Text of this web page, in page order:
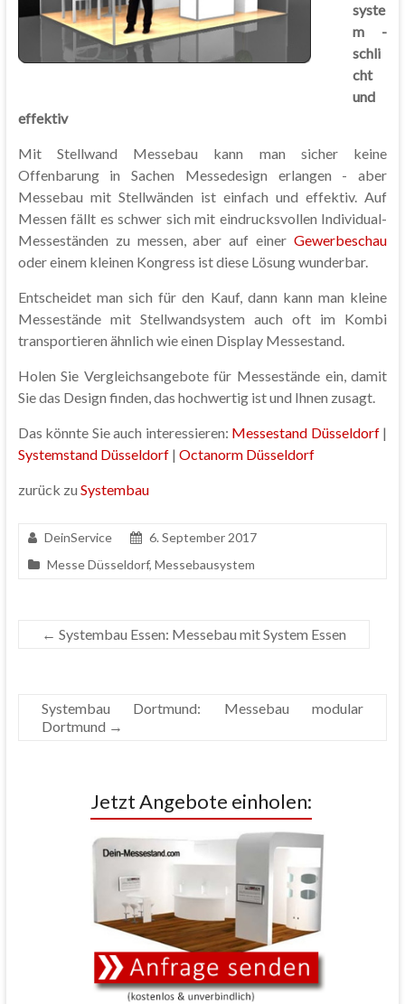
syste
m -
schli
cht
und
effektiv
Mit Stellwand Messebau kann man sicher keine
Offenbarung in Sachen Messedesign erlangen - aber
Messebau mit Stellwänden ist einfach und effektiv. Auf
Messen fällt es schwer sich mit eindrucksvollen Individual-
Messeständen zu messen, aber auf einerGewerbeschau
oder einem kleinen Kongress ist diese Lösung wunderbar.
Entscheidet man sich für den Kauf, dann kann man kleine
Messestände mit Stellwandsystem auch oft im Kombi
transportieren ähnlich wie einen Display Messestand.
Holen Sie Vergleichsangebote für Messestände ein, damit
Sie das Design finden, das hochwertig ist und Ihnen zusagt.
Das könnte Sie auch interessieren: Messestand Düsseldorf|
Systemstand Düsseldorf| Octanorm Düsseldorf
zurück zu Systembau
DeinService
6. September 2017
Messe Düsseldorf, Messebausystem
← Systembau Essen: Messebau mit System Essen
Systembau Dortmund: Messebau modular
Dortmund →
Jetzt Angebote einholen: